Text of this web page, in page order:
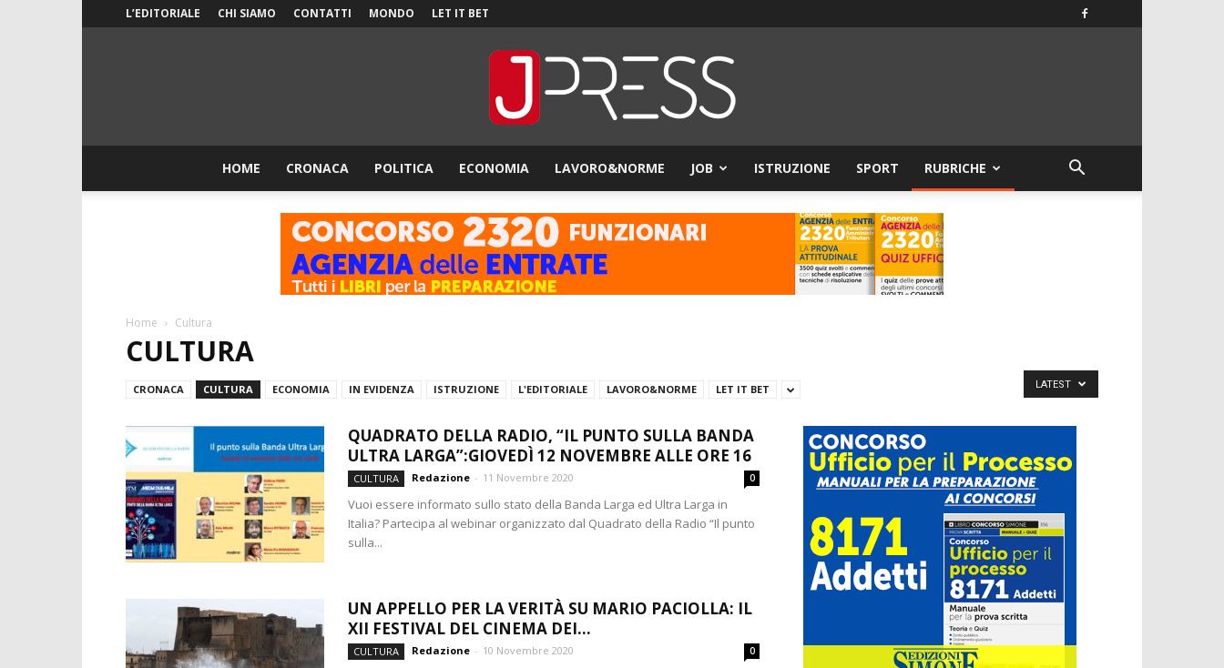
L’EDITORIALE CHI SIAMO CONTATTI MONDO LET IT BET
HOME CRONACA POLITICA ECONOMIA LAVORO&NORME JOB ISTRUZIONE SPORT RUBRICHE
Home Cultura
CULTURA
CRONACA CULTURA ECONOMIA IN EVIDENZA ISTRUZIONE L'EDITORIALE LAVORO&NORME LET IT BET LATEST
QUADRATO DELLA RADIO, “IL PUNTO SULLA BANDA
ULTRA LARGA”:GIOVEDÌ 12 NOVEMBRE ALLE ORE 16
CULTURA Redazione - 11 Novembre 2020 0
Vuoi essere informato sullo stato della Banda Larga ed Ultra Larga in
Italia? Partecipa al webinar organizzato dal Quadrato della Radio “Il punto
sulla...
UN APPELLO PER LA VERITÀ SU MARIO PACIOLLA: IL
XII FESTIVAL DEL CINEMA DEI...
CULTURA Redazione - 10 Novembre 2020 0